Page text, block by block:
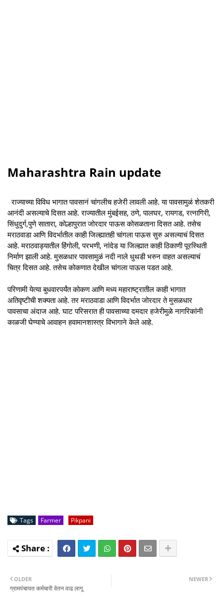
Maharashtra Rain update
राज्याच्या विविध भागात पावसानं चांगलीच हजेरी लावली आहे. या पावसामुळं शेतकरी
आनंदी असल्याचे दिसत आहे. राज्यातील मुंबईसह, ठणे, पालघर, रायगड, रत्नागिरी,
सिंधुदुर्ग,पुणे सातारा, कोल्हापुरात जोरदार पाऊस कोसळताना दिसत आहे. तसेच
मराठवाडा आणि विदर्भातील काही जिल्ह्यातही चांगला पाऊस सुरु असल्याचं दिसत
आहे. मराठवाड्यातील हिंगोली, परभणी, नांदेड या जिल्ह्यात काही ठिकाणी पूरस्थिती
निर्माण झाली आहे. मुसळधार पावसामुळं नदी नाले धुथडी भरुन वाहत असल्याचं
चित्र दिसत आहे. तसेच कोकणात देखील चांगला पाऊस पडत आहे.
परिणामी येत्या बुधवारपर्यंत कोकण आणि मध्य महाराष्ट्रातील काही भागात
अतिवृष्टीची शक्यता आहे. तर मराठवाडा आणि विदर्भात जोरदार ते मुसळधार
पावसाचा अंदाज आहे. घाट परिसरात ही पावसाच्या दमदार हजेरीमुळे नागरिकांनी
काळजी घेण्याचे आवाहन हवामानशास्त्र विभागाने केले आहे.
Tags Farmer Pikpani
NEWER
OLDER
ग्रामपंचायत कर्मचारी वेतन वाढ लागू